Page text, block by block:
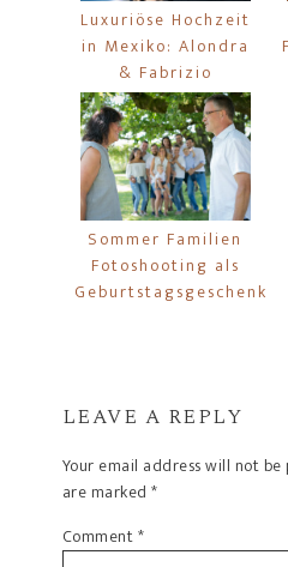
Luxuriöse Hochzeit
in Mexiko: Alondra
& Fabrizio
Sommer Familien
Fotoshooting als
Geburtstagsgeschenk
LEAVE A REPLY
Your email address will not be
are marked*
Comment*